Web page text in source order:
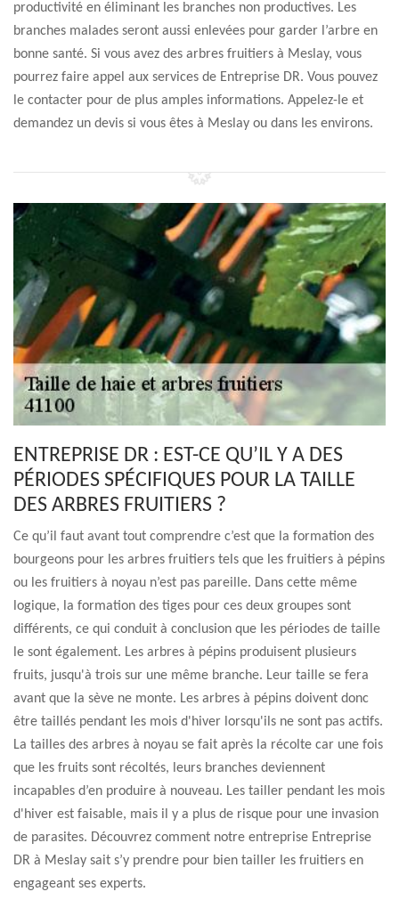
productivité en éliminant les branches non productives. Les
branches malades seront aussi enlevées pour garder l’arbre en
bonne santé. Si vous avez des arbres fruitiers à Meslay, vous
pourrez faire appel aux services de Entreprise DR. Vous pouvez
le contacter pour de plus amples informations. Appelez-le et
demandez un devis si vous êtes à Meslay ou dans les environs.
ENTREPRISE DR : EST-CE QU’IL Y A DES
PÉRIODES SPÉCIFIQUES POUR LA TAILLE
DES ARBRES FRUITIERS ?
Ce qu’il faut avant tout comprendre c’est que la formation des
bourgeons pour les arbres fruitiers tels que les fruitiers à pépins
ou les fruitiers à noyau n’est pas pareille. Dans cette même
logique, la formation des tiges pour ces deux groupes sont
différents, ce qui conduit à conclusion que les périodes de taille
le sont également. Les arbres à pépins produisent plusieurs
fruits, jusqu'à trois sur une même branche. Leur taille se fera
avant que la sève ne monte. Les arbres à pépins doivent donc
être taillés pendant les mois d'hiver lorsqu'ils ne sont pas actifs.
La tailles des arbres à noyau se fait après la récolte car une fois
que les fruits sont récoltés, leurs branches deviennent
incapables d’en produire à nouveau. Les tailler pendant les mois
d'hiver est faisable, mais il y a plus de risque pour une invasion
de parasites. Découvrez comment notre entreprise Entreprise
DR à Meslay sait s’y prendre pour bien tailler les fruitiers en
engageant ses experts.